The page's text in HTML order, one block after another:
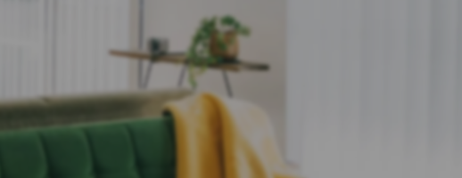
引っ越し
買い物代行
家具組み立て